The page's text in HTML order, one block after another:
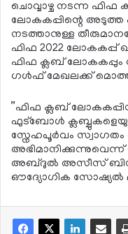
ചൊവ്വാഴ്ച നടന്ന
ലോകകപ്പിന്റെ
നടത്താനുള്ള
ഫിഫ 2022 ലോകകപ്പ്
ഫിഫ ക്ലബ്
ഗള്‍ഫ് മേഖലക്ക്
”ഫിഫ ക്ലബ്
ഫുട്‌ബോള്‍
സ്നേഹപൂര്‍വം സ്വാഗതം
അഭിമാനിക്കുന്നുവെന്ന്
അബ്ദുല്‍ അസീസ്
ഔദ്യോഗിക സോഷ്യല്‍